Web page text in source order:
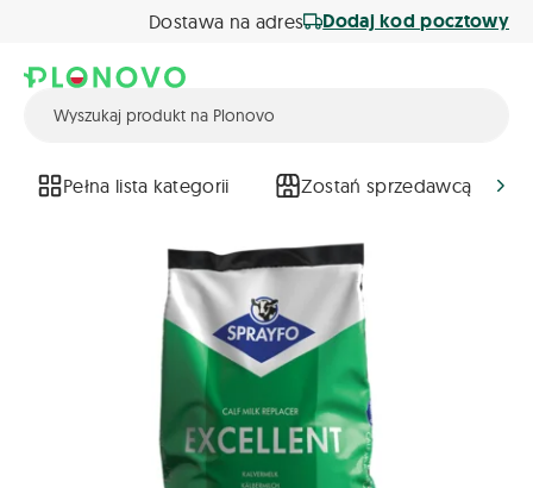
Dostawa na adres Dodaj kod pocztowy
Pełna lista kategorii Zostań sprzedawcą